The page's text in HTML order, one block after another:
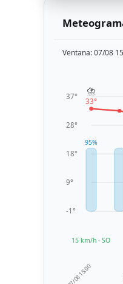
Ventana: 07/08
-1°
9°
18°
28°
37°
95%
33°
⛈️
15 km/h · SO
07/08 15:00